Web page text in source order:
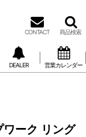
CONTACT 商品検索
DEALER 営業カレンダー
ーク リング